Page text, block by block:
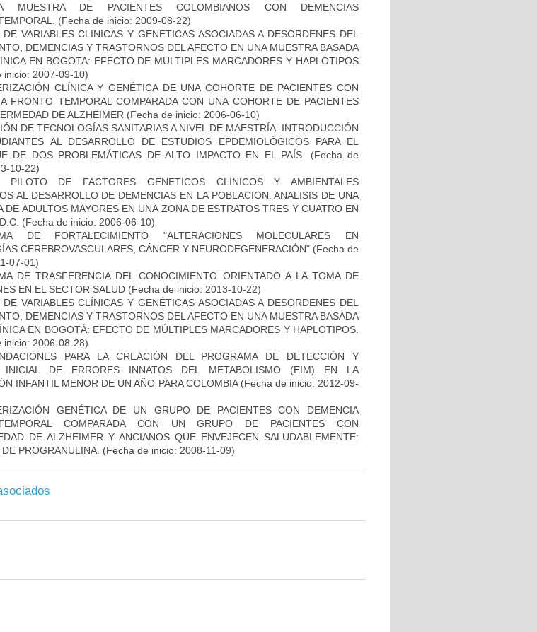
MUESTRA DE PACIENTES COLOMBIANOS CON DEMENCIAS
(Fecha de inicio: 2009-08-22)
VARIABLES CLINICAS Y GENETICAS ASOCIADAS A DESORDENES DEL
DEMENCIAS Y TRASTORNOS DEL AFECTO EN UNA MUESTRA BASADA
EN BOGOTA: EFECTO DE MULTIPLES MARCADORES Y HAPLOTIPOS
inicio: 2007-09-10)
CLÍNICA Y GENÉTICA DE UNA COHORTE DE PACIENTES CON
FRONTO TEMPORAL COMPARADA CON UNA COHORTE DE PACIENTES
DE ALZHEIMER (Fecha de inicio: 2006-06-10)
DE TECNOLOGÍAS SANITARIAS A NIVEL DE MAESTRÍA: INTRODUCCIÓN
AL DESARROLLO DE ESTUDIOS EPDEMIOLÓGICOS PARA EL
DE DOS PROBLEMÁTICAS DE ALTO IMPACTO EN EL PAÍS.
(Fecha de
10-22)
PILOTO DE FACTORES GENETICOS CLINICOS Y AMBIENTALES
AL DESARROLLO DE DEMENCIAS EN LA POBLACION. ANALISIS DE UNA
DE ADULTOS MAYORES EN UNA ZONA DE ESTRATOS TRES Y CUATRO EN
(Fecha de inicio: 2006-06-10)
DE FORTALECIMIENTO "ALTERACIONES MOLECULARES EN
CEREBROVASCULARES, CÁNCER Y NEURODEGENERACIÓN" (Fecha de
07-01)
DE TRASFERENCIA DEL CONOCIMIENTO ORIENTADO A LA TOMA DE
EN EL SECTOR SALUD (Fecha de inicio: 2013-10-22)
VARIABLES CLÍNICAS Y GENÉTICAS ASOCIADAS A DESORDENES DEL
DEMENCIAS Y TRASTORNOS DEL AFECTO EN UNA MUESTRA BASADA
EN BOGOTÁ: EFECTO DE MÚLTIPLES MARCADORES Y HAPLOTIPOS.
inicio: 2006-08-28)
PARA LA CREACIÓN DEL PROGRAMA DE DETECCIÓN Y
INICIAL DE ERRORES INNATOS DEL METABOLISMO (EIM) EN LA
INFANTIL MENOR DE UN AÑO PARA COLOMBIA(Fecha de inicio: 2012-09-
GENÉTICA DE UN GRUPO DE PACIENTES CON DEMENCIA
COMPARADA CON UN GRUPO DE PACIENTES CON
DE ALZHEIMER Y ANCIANOS QUE ENVEJECEN SALUDABLEMENTE:
PROGRANULINA. (Fecha de inicio: 2008-11-09)